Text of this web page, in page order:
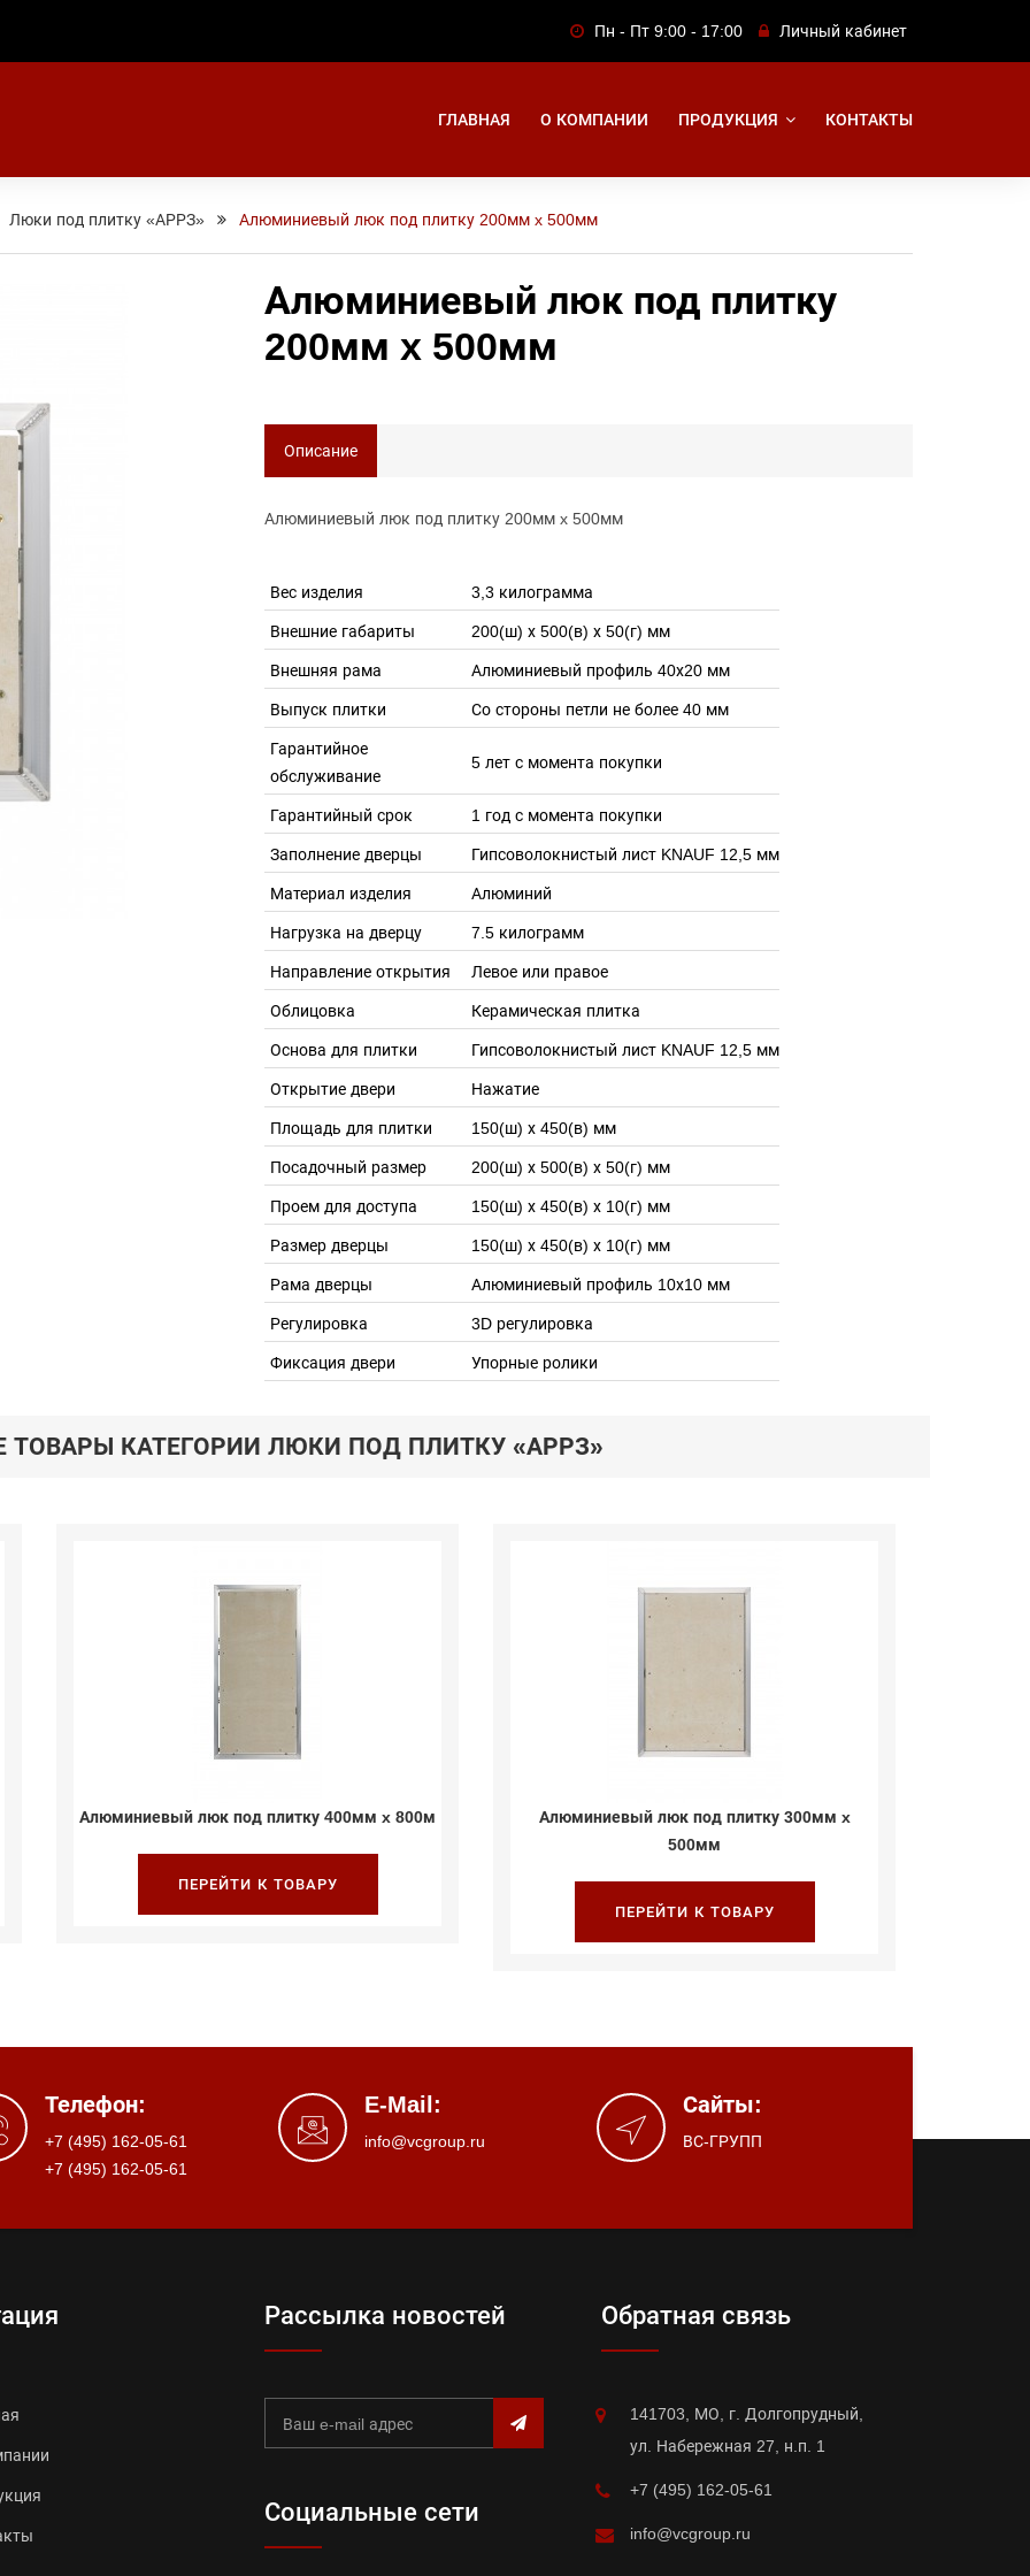
Пн - Пт 9:00 - 17:00 Личный кабинет
ГЛАВНАЯ О КОМПАНИИ ПРОДУКЦИЯ КОНТАКТЫ
Люки под плитку «АРРЗ» Алюминиевый люк под плитку 200мм x 500мм
Алюминиевый люк под плитку
200мм x 500мм
Описание
Алюминиевый люк под плитку 200мм x 500мм
Вес изделия 3,3 килограмма
Внешние габариты 200(ш) х 500(в) х 50(г) мм
Внешняя рама Алюминиевый профиль 40х20 мм
Выпуск плитки Со стороны петли не более 40 мм
Гарантийное
обслуживание
5 лет с момента покупки
Гарантийный срок 1 год с момента покупки
Заполнение дверцы Гипсоволокнистый лист KNAUF 12,5 мм
Материал изделия Алюминий
Нагрузка на дверцу 7.5 килограмм
Направление открытия Левое или правое
Облицовка Керамическая плитка
Основа для плитки Гипсоволокнистый лист KNAUF 12,5 мм
Открытие двери Нажатие
Площадь для плитки 150(ш) х 450(в) мм
Посадочный размер 200(ш) х 500(в) х 50(г) мм
Проем для доступа 150(ш) х 450(в) х 10(г) мм
Размер дверцы 150(ш) х 450(в) х 10(г) мм
Рама дверцы Алюминиевый профиль 10х10 мм
Регулировка 3D регулировка
Фиксация двери Упорные ролики
ТОВАРЫ КАТЕГОРИИ ЛЮКИ ПОД ПЛИТКУ «АРРЗ»
Алюминиевый люк под плитку 400мм x 800м
ПЕРЕЙТИ К ТОВАРУ
Алюминиевый люк под плитку 300мм x
500мм
ПЕРЕЙТИ К ТОВАРУ
Телефон:
+7 (495) 162-05-61
+7 (495) 162-05-61
E-Mail:
info@vcgroup.ru
Сайты:
ВС-ГРУПП
Рассылка новостей
Социальные сети
Обратная связь
141703, МО, г. Долгопрудный,
ул. Набережная 27, н.п. 1
+7 (495) 162-05-61
info@vcgroup.ru